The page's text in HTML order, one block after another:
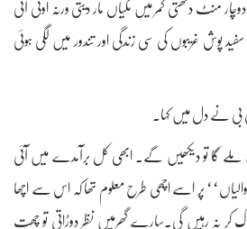
منٹ دکھتی کمر میں مکیاں مار دیتی ورنہ اوئی آئی
پوش غریبوں کی سی زندگی اور تندور میں لگی ہوئی
بی نے دل میں کہا۔
ملے گا تو دیکھیں گے۔ ابھی کل برآمدے میں آئی
پر اسے اچھی طرح معلوم تھا کہ اس سے اچھا
کر نہ رہیں گی۔سارے گھرمیں نظر دوڑاتی تو چھت